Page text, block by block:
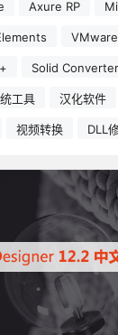
Axure RP
Solid Converter
工具 汉化软件
视频转换 DLL